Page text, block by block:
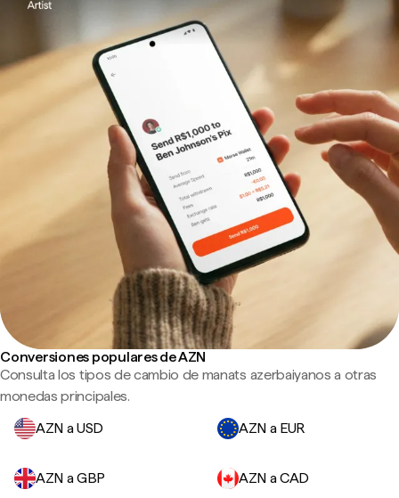
Conversiones populares de AZN
Consulta los tipos de cambio de manats azerbaiyanos a otras
monedas principales.
AZN a USD
AZN a EUR
AZN a GBP AZN a CAD